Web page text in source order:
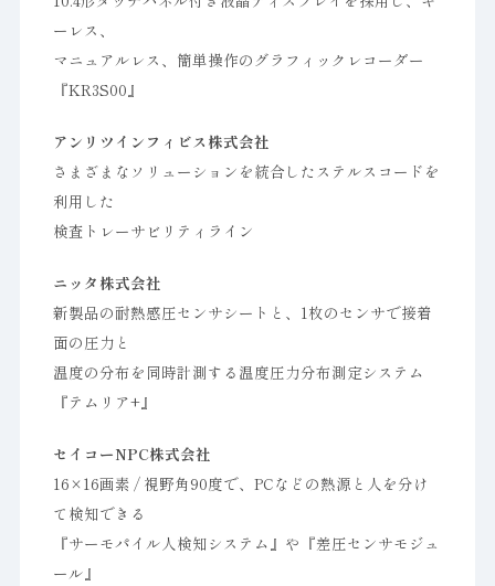
ーレス、
マニュアルレス、簡単操作のグラフィックレコーダー
『KR3S00』
アンリツインフィビス株式会社
さまざまなソリューションを統合したステルスコードを
利用した
検査トレーサビリティライン
ニッタ株式会社
新製品の耐熱感圧センサシートと、1枚のセンサで接着
面の圧力と
温度の分布を同時計測する温度圧力分布測定システム
『テムリア+』
セイコーNPC株式会社
16×16画素 / 視野角90度で、PCなどの熱源と人を分け
て検知できる
『サーモパイル人検知システム』や『差圧センサモジュ
ール』